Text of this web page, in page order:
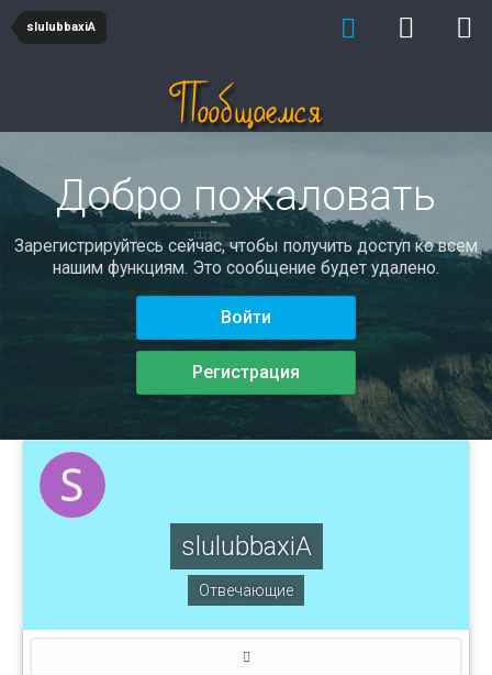
slulubbaxiA
Добро пожаловать
Зарегистрируйтесь сейчас, чтобы получить доступ ко всем
нашим функциям. Это сообщение будет удалено.
Войти
Регистрация
slulubbaxiA
Отвечающие